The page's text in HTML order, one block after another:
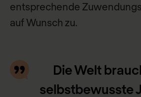
entsprechende
auf Wunsch zu.
Die Welt
selbstbewusste